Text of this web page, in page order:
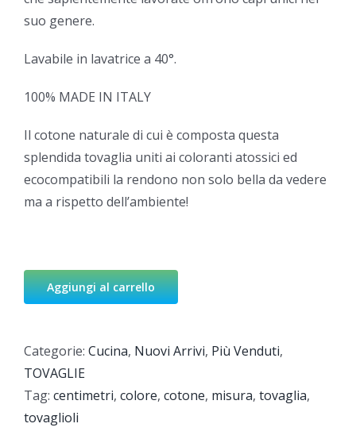
suo genere.
Lavabile in lavatrice a 40°.
100% MADE IN ITALY
Il cotone naturale di cui è composta questa
splendida tovaglia uniti ai coloranti atossici ed
ecocompatibili la rendono non solo bella da vedere
ma a rispetto dell’ambiente!
Aggiungi al carrello
Categorie: Cucina, Nuovi Arrivi, Più Venduti,
TOVAGLIE
Tag: centimetri, colore, cotone, misura, tovaglia,
tovaglioli